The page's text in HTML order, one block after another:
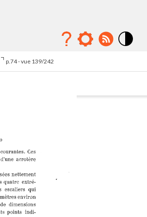
p.74 - vue 139/242